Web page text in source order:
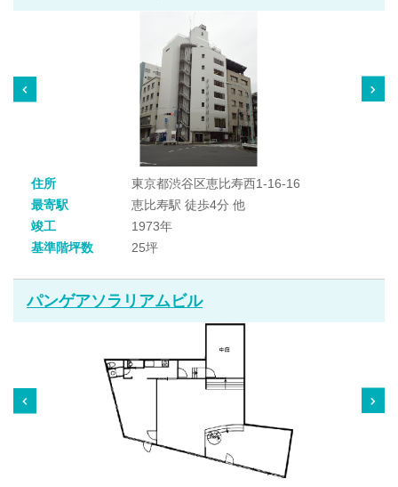
住所
東京都渋谷区恵比寿西1-16-16
最寄駅
恵比寿駅 徒歩4分 他
竣工
1973年
基準階坪数
25坪
パンゲアソラリアムビル